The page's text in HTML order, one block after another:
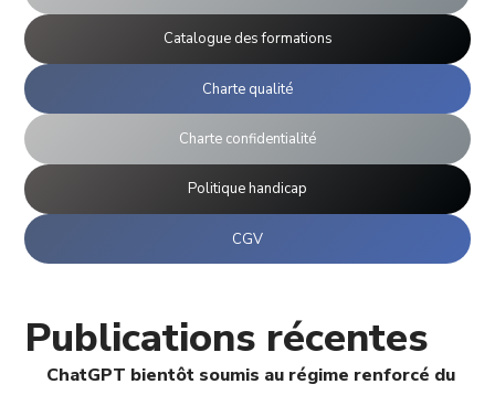
Catalogue des formations
Charte qualité
Charte confidentialité
Politique handicap
CGV
Publications récentes
ChatGPT bientôt soumis au régime renforcé du